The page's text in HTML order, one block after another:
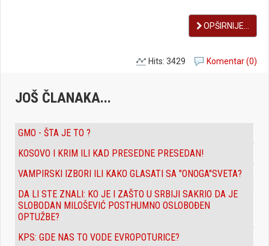
OPŠIRNIJE...
Komentar (0)
Hits: 3429
JOŠ ČLANAKA...
GMO - ŠTA JE TO ?
KOSOVO I KRIM ILI KAD PRESEDNE PRESEDAN!
VAMPIRSKI IZBORI ILI KAKO GLASATI SA "ONOGA"SVETA?
DA LI STE ZNALI: KO JE I ZAŠTO U SRBIJI SAKRIO DA JE
SLOBODAN MILOŠEVIĆ POSTHUMNO OSLOBOĐEN
OPTUŽBE?
KPS: GDE NAS TO VODE EVROPOTURICE?